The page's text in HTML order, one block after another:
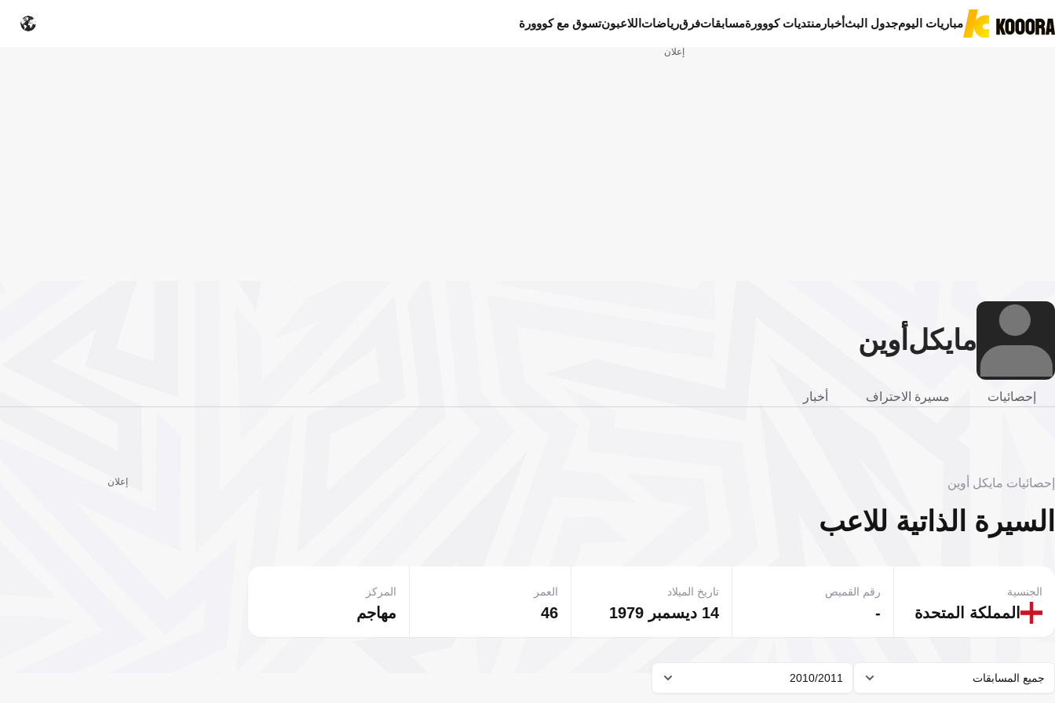
مباريات اليومجدول البثأخبار منتديات كووورةمسابقاتفرقرياضات اللاعبونتسوق مع كووورة
إعلان
مايكل أوين
إحصائيات مسيرة الاحتراف أخبار
إحصائيات مايكل أوين
السيرة الذاتية للاعب
المملكة المتحدة
الجنسية
-
رقم القميص
14 ديسمبر 1979
تاريخ الميلاد
46
العمر
مهاجم
المركز
جميع المسابقات 2010/2011
إعلان